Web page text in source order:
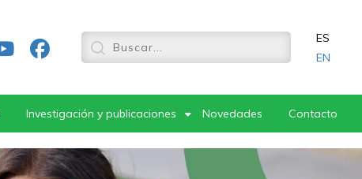
ES
EN
Investigación y publicaciones Novedades Contacto